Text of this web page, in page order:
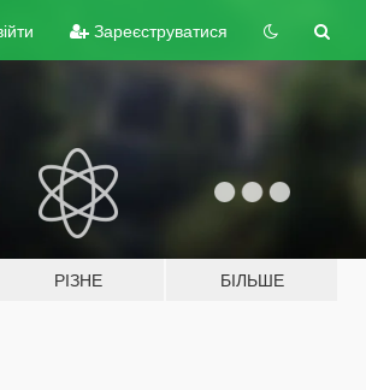
Зареєструватися
РІЗНЕ БІЛЬШЕ